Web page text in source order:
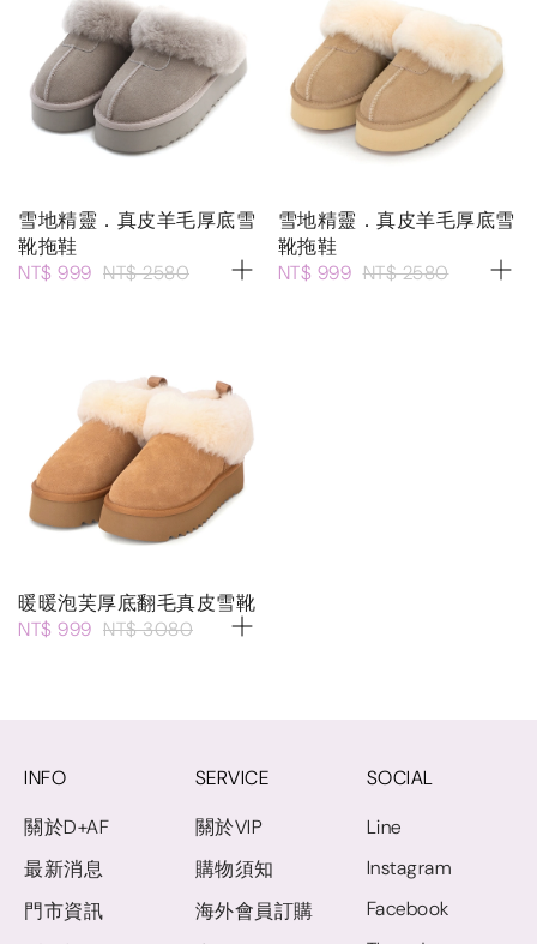
雪地精靈．真皮羊毛厚底雪
靴拖鞋
NT$ 999 NT$ 2580
雪地精靈．真皮羊毛厚底雪
靴拖鞋
NT$ 999 NT$ 2580
暖暖泡芙厚底翻毛真皮雪靴
NT$ 999 NT$ 3080
INFO
關於D+AF
最新消息
門市資訊
SERVICE
關於VIP
購物須知
海外會員訂購
SOCIAL
Line
Instagram
Facebook